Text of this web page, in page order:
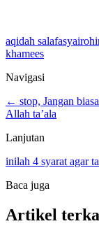
aqidah salafasyairoh
khamees
Navigasi
← stop, Jangan
Allah ta’ala
Lanjutan
inilah 4 syarat agar
Baca juga
Artikel